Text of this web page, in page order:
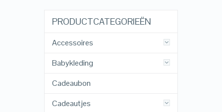
PRODUCTCATEGORIEËN
Accessoires
Babykleding
Cadeaubon
Cadeautjes